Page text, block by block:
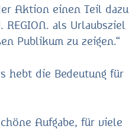
Aktion einen Teil dazu
REGION. als Urlaubsziel
Publikum zu zeigen.“
hebt die Bedeutung für
Aufgabe, für viele